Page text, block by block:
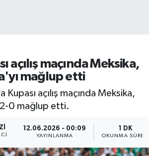
açılış maçında Meksika,
mağlup etti
Kupası açılış maçında Meksika,
0 mağlup etti.
12.06.2026 - 00:09
YAYINLANMA
1 DK
OKUNMA SÜRESI
Durumu ve Fikstür